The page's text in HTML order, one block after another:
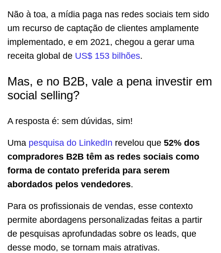
Não à toa, a mídia paga nas redes sociais tem sido
um recurso de captação de clientes amplamente
implementado, e em 2021, chegou a gerar uma
receita global de US$ 153 bilhões.
Mas, e no B2B, vale a pena investir em
social selling?
A resposta é: sem dúvidas, sim!
Uma pesquisa do LinkedIn revelou que 52% dos
compradores B2B têm as redes sociais como
forma de contato preferida para serem
abordados pelos vendedores.
Para os profissionais de vendas, esse contexto
permite abordagens personalizadas feitas a partir
de pesquisas aprofundadas sobre os leads, que
desse modo, se tornam mais atrativas.